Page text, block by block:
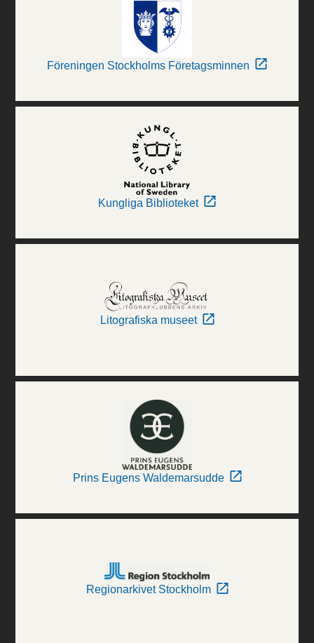
Föreningen Stockholms Företagsminnen
Kungliga Biblioteket
Litografiska museet
Prins Eugens Waldemarsudde
Regionarkivet Stockholm